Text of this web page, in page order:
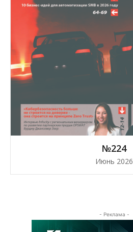
№224
Июнь 2026
- Реклама -